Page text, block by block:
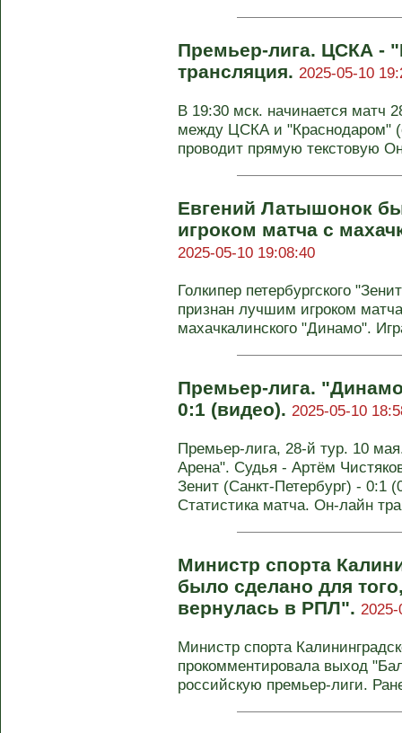
Премьер-лига. ЦСКА -
трансляция. 2025-05-10
В 19:30 мск. начинается матч
между ЦСКА и "Краснодаром"
проводит прямую текстовую
Евгений Латышонок
игроком матча с
2025-05-10 19:08:40
Голкипер петербургского
признан лучшим игроком
махачкалинского "Динамо".
Премьер-лига.
0:1 (видео). 2025-05-10
Премьер-лига, 28-й тур. 10
Арена". Судья - Артём
Зенит (Санкт-Петербург) - 0:1
Статистика матча. Он-лайн
Министр спорта
было сделано для
вернулась в РПЛ".
Министр спорта
прокомментировала выход
российскую премьер-лиги.